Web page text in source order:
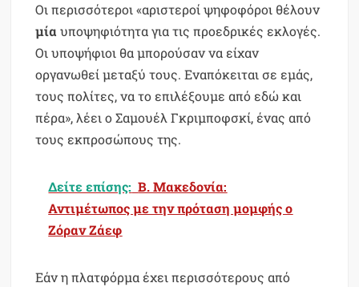
Οι περισσότεροι «αριστεροί ψηφοφόροι θέλουν
μίαυποψηφιότητα για τις προεδρικές εκλογές.
Οι υποψήφιοι θα μπορούσαν να είχαν
οργανωθεί μεταξύ τους. Εναπόκειται σε εμάς,
τους πολίτες, να το επιλέξουμε από εδώ και
πέρα», λέει ο Σαμουέλ Γκριμποφσκί, ένας από
τους εκπροσώπους της.
Δείτε επίσης: Β. Μακεδονία:
Αντιμέτωπος με την πρόταση μομφής ο
Ζόραν Ζάεφ
Εάν η πλατφόρμα έχει περισσότερους από